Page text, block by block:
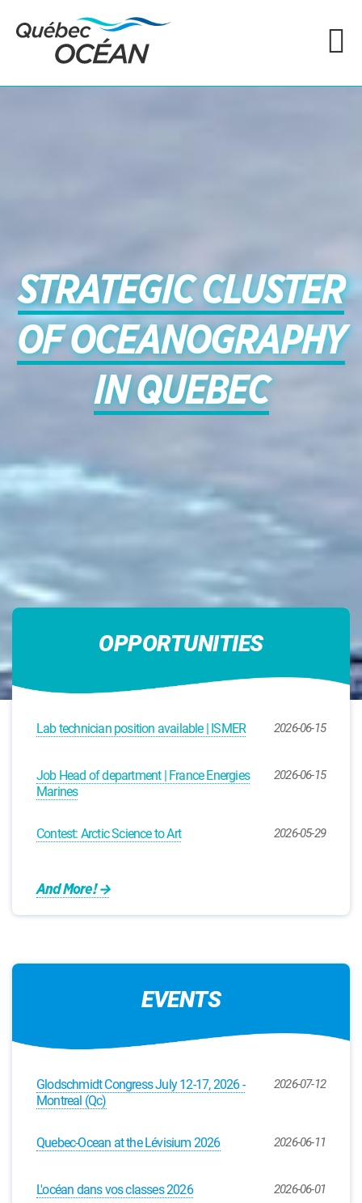
STRATEGIC CLUSTER
OF OCEANOGRAPHY
IN QUEBEC
OPPORTUNITIES
2026-06-15
Lab technician position available | ISMER
2026-06-15
Job Head of department | France Energies
Marines
2026-05-29
Contest: Arctic Science to Art
And More!
EVENTS
2026-07-12
Glodschmidt Congress July 12-17, 2026 -
Montreal (Qc)
2026-06-11
Quebec-Ocean at the Lévisium 2026
2026-06-01
L'océan dans vos classes 2026